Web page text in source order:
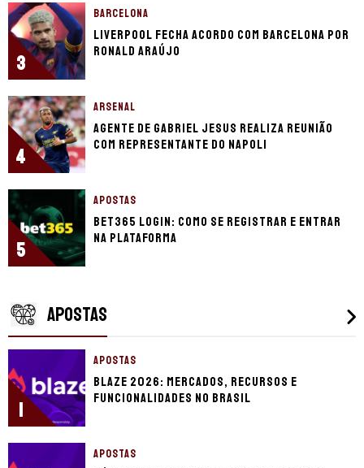
3
BARCELONA
Liverpool fecha acordo com Barcelona por
Ronald Araújo
4
ARSENAL
Agente de Gabriel Jesus realiza reunião
com representante do Napoli
5
APOSTAS
bet365 login: como se registrar e entrar
na plataforma
APOSTAS
1
APOSTAS
Blaze 2026: mercados, recursos e
funcionalidades no Brasil
APOSTAS